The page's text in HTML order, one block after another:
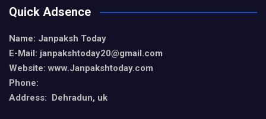
Quick Adsence
Name: Janpaksh Today
E-Mail: janpakshtoday20@gmail.com
Website: www.Janpakshtoday.com
Phone:
Address: Dehradun, uk